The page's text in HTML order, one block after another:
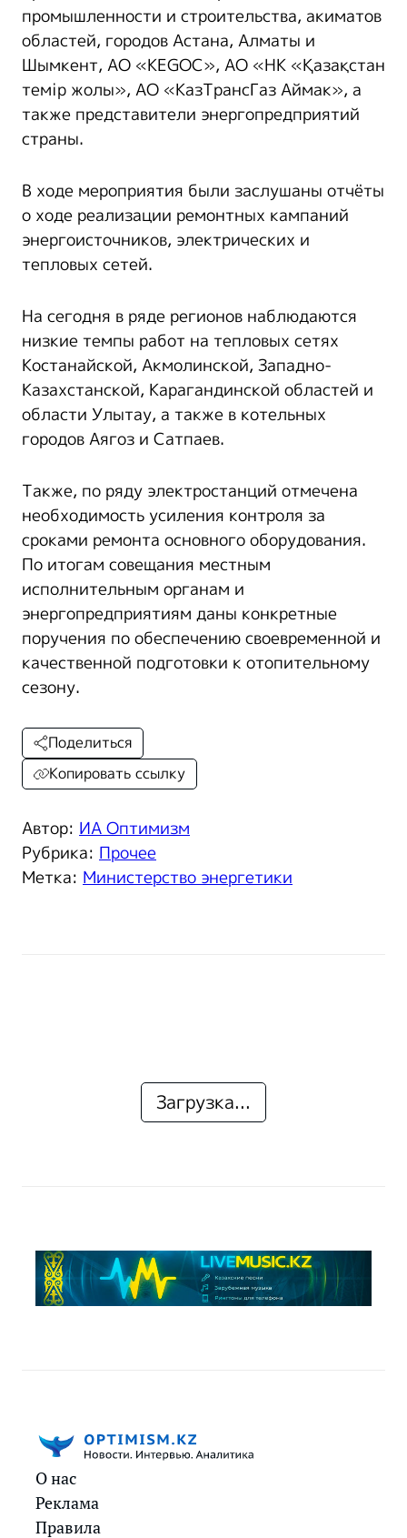
промышленности и строительства, акиматов
областей, городов Астана, Алматы и
Шымкент, АО «KEGOC», АО «НК «Қазақстан
темір жолы», АО «КазТрансГаз Аймак», а
также представители энергопредприятий
страны.
В ходе мероприятия были заслушаны отчёты
о ходе реализации ремонтных кампаний
энергоисточников, электрических и
тепловых сетей.
На сегодня в ряде регионов наблюдаются
низкие темпы работ на тепловых сетях
Костанайской, Акмолинской, Западно-
Казахстанской, Карагандинской областей и
области Улытау, а также в котельных
городов Аягоз и Сатпаев.
Также, по ряду электростанций отмечена
необходимость усиления контроля за
сроками ремонта основного оборудования.
По итогам совещания местным
исполнительным органам и
энергопредприятиям даны конкретные
поручения по обеспечению своевременной и
качественной подготовки к отопительному
сезону.
Автор: ИА Оптимизм
Рубрика: Прочее
Метка: Министерство энергетики
Поделиться
Копировать ссылку
Загрузка...
О нас
Реклама
Правила